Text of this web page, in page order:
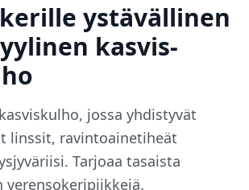
ystävällinen
kasvis-
jossa yhdistyvät
linssit, ravintoainetiheät
Tarjoaa tasaista
verensokeripiikkejä.